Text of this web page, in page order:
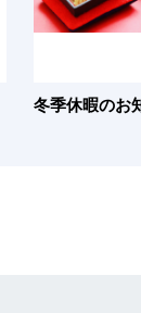
冬季休暇のお